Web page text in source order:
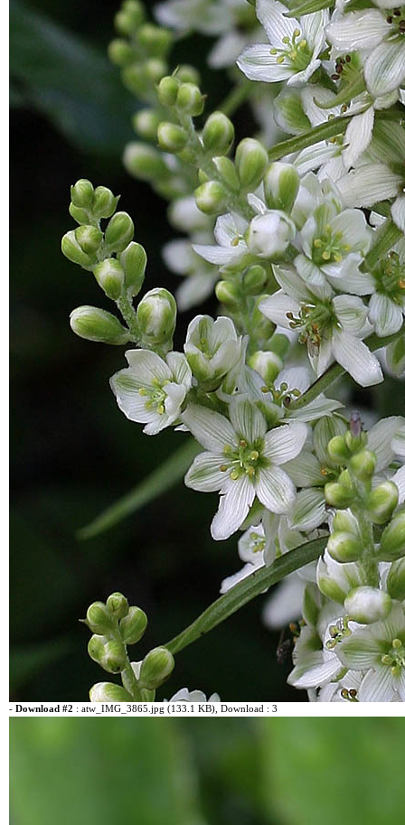
- Download #2 : atw_IMG_3865.jpg (133.1 KB) , Download : 3